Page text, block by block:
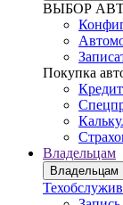
ВЫБОР
Покупка
Владельцам
Владельцам